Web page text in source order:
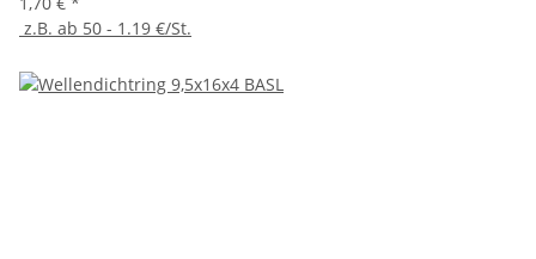
z.B. ab 50 - 1.19 €/St.